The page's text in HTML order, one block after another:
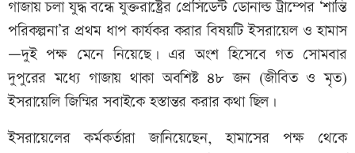
গাজায় চলা যুদ্ধ বন্ধে যুক্তরাষ্ট্রের প্রেসিডেন্ট ডোনাল্ড ট্রাম্পের ‘শান্তি
পরিকল্পনা’র প্রথম ধাপ কার্যকর করার বিষয়টি ইসরায়েল ও হামাস
—দুই পক্ষ মেনে নিয়েছে। এর অংশ হিসেবে গত সোমবার
দুপুরের মধ্যে গাজায় থাকা অবশিষ্ট ৪৮ জন (জীবিত ও মৃত)
ইসরায়েলি জিম্মির সবাইকে হস্তান্তর করার কথা ছিল।
ইসরায়েলের কর্মকর্তারা জানিয়েছেন, হামাসের পক্ষ থেকে